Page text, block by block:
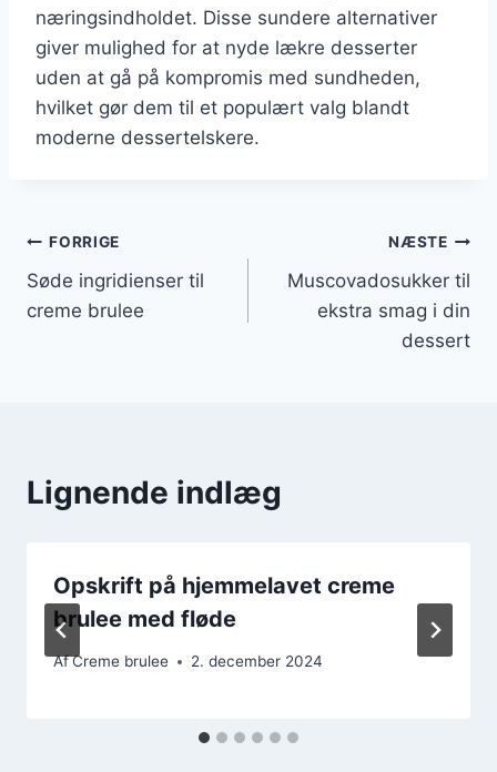
næringsindholdet. Disse sundere alternativer
giver mulighed for at nyde lækre desserter
uden at gå på kompromis med sundheden,
hvilket gør dem til et populært valg blandt
moderne dessertelskere.
Indlægsnavigation
FORRIGE
Søde ingridienser til
creme brulee
NÆSTE
Muscovadosukker til
ekstra smag i din
dessert
Lignende indlæg
Opskrift på hjemmelavet creme
brulee med fløde
AfCreme brulee 2. december 2024